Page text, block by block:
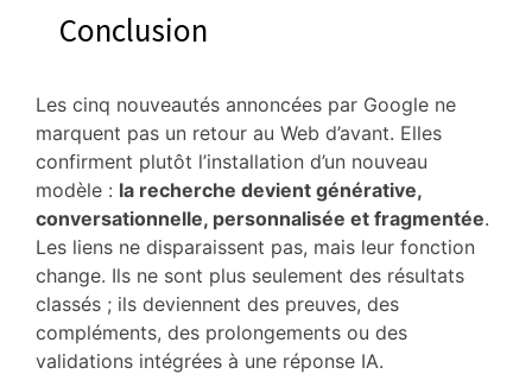
Conclusion
Les cinq nouveautés annoncées par Google ne
marquent pas un retour au Web d’avant. Elles
confirment plutôt l’installation d’un nouveau
modèle : la recherche devient générative,
conversationnelle, personnalisée et fragmentée.
Les liens ne disparaissent pas, mais leur fonction
change. Ils ne sont plus seulement des résultats
classés ; ils deviennent des preuves, des
compléments, des prolongements ou des
validations intégrées à une réponse IA.